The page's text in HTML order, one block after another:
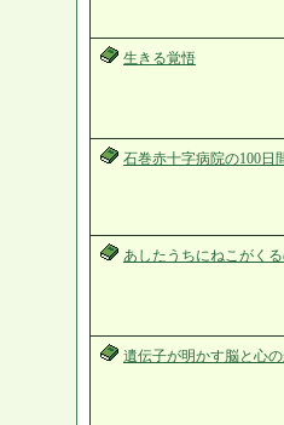
生きる覚悟
石巻赤十字病院の100日
あしたうちにねこがく
遺伝子が明かす脳と心の